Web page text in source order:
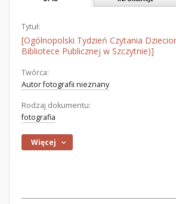
Tytuł:
[Ogólnopolski Tydzień Czytania
Bibliotece Publicznej w Szczytnie)]
Twórca:
Autor fotografii nieznany
Rodzaj dokumentu:
fotografia
Więcej